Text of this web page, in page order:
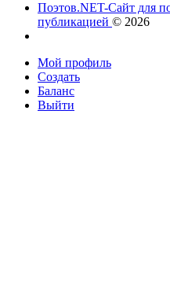
Поэтов.NET-Сайт для
публикацией © 2026
Мой профиль
Создать
Баланс
Выйти